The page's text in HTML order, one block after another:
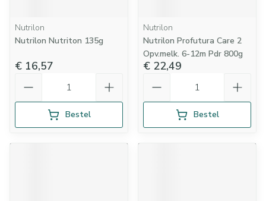
Nutrilon
Nutrilon Nutriton 135g
€ 16,57
Bestel
Nutrilon
Nutrilon Profutura Care 2
Opv.melk. 6-12m Pdr 800g
€ 22,49
Bestel